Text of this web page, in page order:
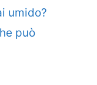
umido?
può